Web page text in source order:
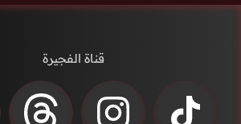
قناة الفجيرة